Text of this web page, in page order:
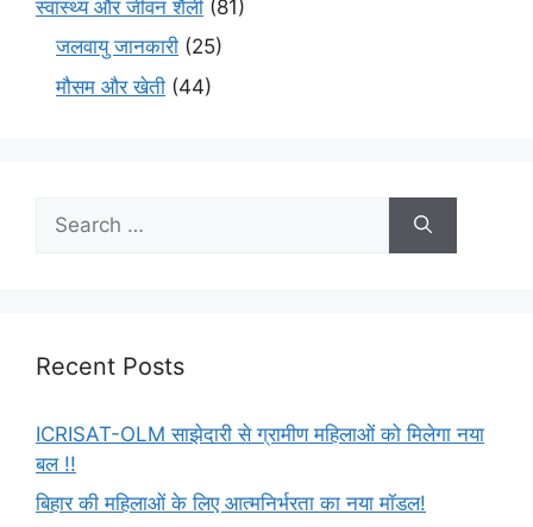
स्वास्थ्य और जीवन शैली (81)
जलवायु जानकारी (25)
मौसम और खेती (44)
Recent Posts
ICRISAT-OLM साझेदारी से ग्रामीण महिलाओं को मिलेगा नया
बल !!
बिहार की महिलाओं के लिए आत्मनिर्भरता का नया मॉडल!